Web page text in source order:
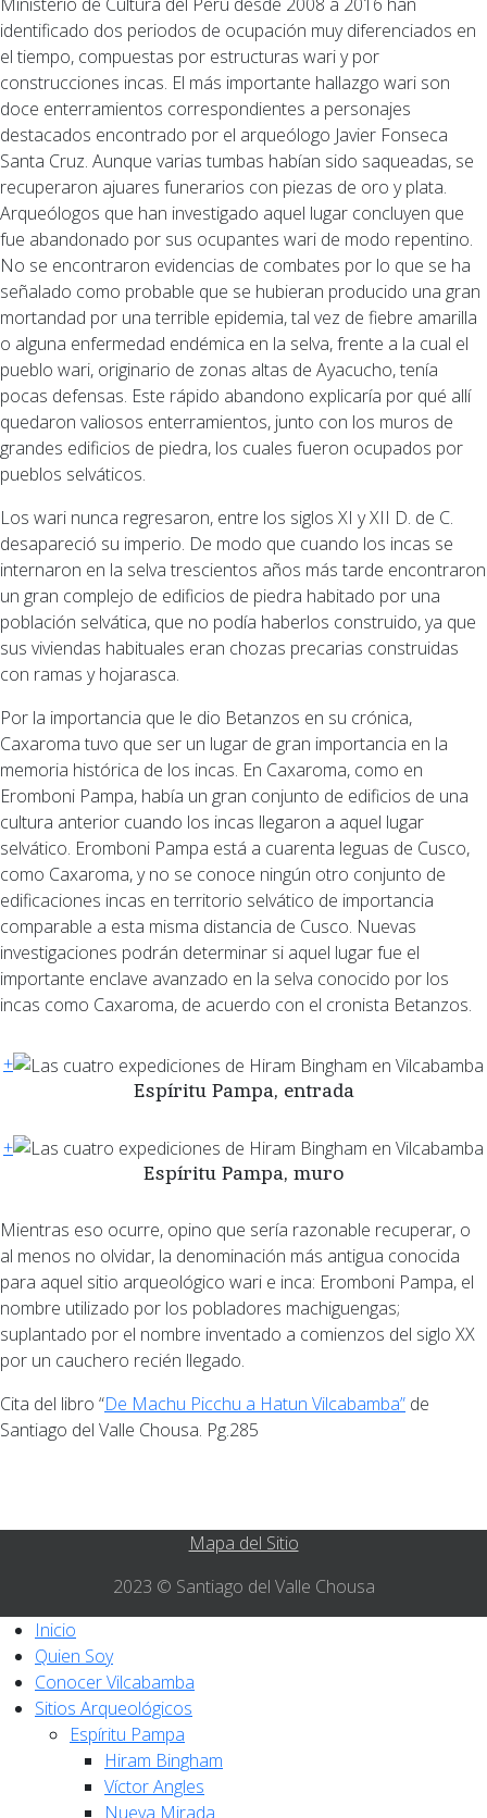
identificado dos periodos de ocupación muy diferenciados en
el tiempo, compuestas por estructuras wari y por
construcciones incas. El más importante hallazgo wari son
doce enterramientos correspondientes a personajes
destacados encontrado por el arqueólogo Javier Fonseca
Santa Cruz. Aunque varias tumbas habían sido saqueadas, se
recuperaron ajuares funerarios con piezas de oro y plata.
Arqueólogos que han investigado aquel lugar concluyen que
fue abandonado por sus ocupantes wari de modo repentino.
No se encontraron evidencias de combates por lo que se ha
señalado como probable que se hubieran producido una gran
mortandad por una terrible epidemia, tal vez de fiebre amarilla
o alguna enfermedad endémica en la selva, frente a la cual el
pueblo wari, originario de zonas altas de Ayacucho, tenía
pocas defensas. Este rápido abandono explicaría por qué allí
quedaron valiosos enterramientos, junto con los muros de
grandes edificios de piedra, los cuales fueron ocupados por
pueblos selváticos.
Los wari nunca regresaron, entre los siglos XI y XII D. de C.
desapareció su imperio. De modo que cuando los incas se
internaron en la selva trescientos años más tarde encontraron
un gran complejo de edificios de piedra habitado por una
población selvática, que no podía haberlos construido, ya que
sus viviendas habituales eran chozas precarias construidas
con ramas y hojarasca.
Por la importancia que le dio Betanzos en su crónica,
Caxaroma tuvo que ser un lugar de gran importancia en la
memoria histórica de los incas. En Caxaroma, como en
Eromboni Pampa, había un gran conjunto de edificios de una
cultura anterior cuando los incas llegaron a aquel lugar
selvático. Eromboni Pampa está a cuarenta leguas de Cusco,
como Caxaroma, y no se conoce ningún otro conjunto de
edificaciones incas en territorio selvático de importancia
comparable a esta misma distancia de Cusco. Nuevas
investigaciones podrán determinar si aquel lugar fue el
importante enclave avanzado en la selva conocido por los
incas como Caxaroma, de acuerdo con el cronista Betanzos.
+
Espíritu Pampa, entrada
+
Espíritu Pampa, muro
Mientras eso ocurre, opino que sería razonable recuperar, o
al menos no olvidar, la denominación más antigua conocida
para aquel sitio arqueológico wari e inca: Eromboni Pampa, el
nombre utilizado por los pobladores machiguengas;
suplantado por el nombre inventado a comienzos del siglo XX
por un cauchero recién llegado.
Cita del libro “De Machu Picchu a Hatun Vilcabamba” de
Santiago del Valle Chousa. Pg.285
Mapa del Sitio
2023 © Santiago del Valle Chousa
Inicio
Quien Soy
Conocer Vilcabamba
Sitios Arqueológicos
Espíritu Pampa
Hiram Bingham
Víctor Angles
Nueva Mirada